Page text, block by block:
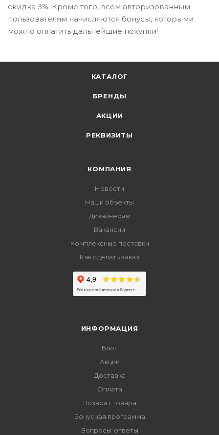
скидка 3%. Кроме того, всем авторизованным
пользователям начисляются бонусы, которыми
можно оплатить дальнейшие покупки!
КАТАЛОГ
БРЕНДЫ
АКЦИИ
РЕКВИЗИТЫ
КОМПАНИЯ
Новости
Наши объекты
Дизайнерам
Вакансии
Комплексные поставки
Как сделать заказ
ИНФОРМАЦИЯ
Блог
Акции
Доставка
Оплата
Возврат товара
Бонусная программа
Вопросы-ответы